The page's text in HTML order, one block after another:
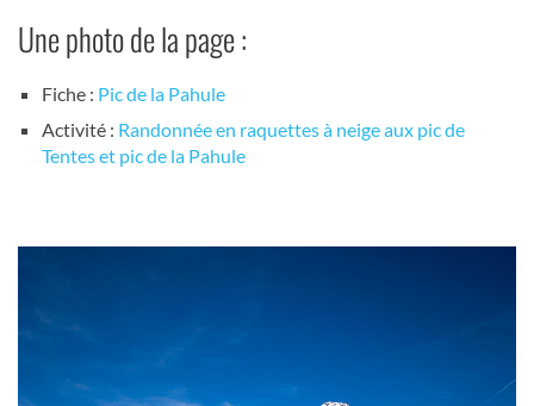
Une photo de la page :
Fiche : Pic de la Pahule
Activité : Randonnée en raquettes à neige aux pic de
Tentes et pic de la Pahule